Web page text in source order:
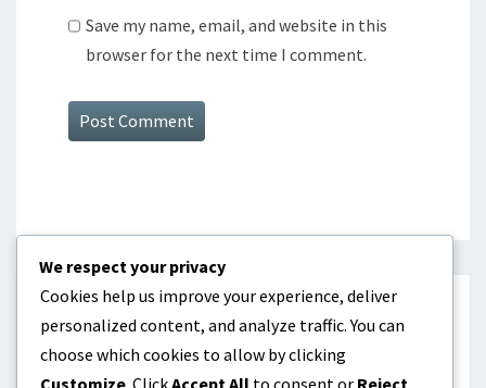
Save my name, email, and website in this
browser for the next time I comment.
CATÉGORIES
Biographies des joueurs
We respect your privacy
Cookies help us improve your experience, deliver
personalized content, and analyze traffic. You can
choose which cookies to allow by clicking
Customize . ClickAccept All to consent or Reject